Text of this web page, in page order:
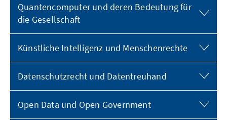
Quantencomputer und deren Bedeutung für
die Gesellschaft
Künstliche Intelligenz und Menschenrechte
Datenschutzrecht und Datentreuhand
Open Data und Open Government